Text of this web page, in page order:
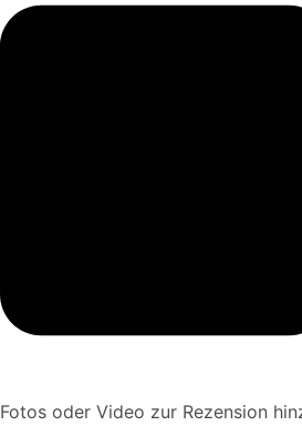
Fotos oder Video zur Rezension